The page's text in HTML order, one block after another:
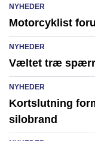
NYHEDER
Motorcyklist
NYHEDER
Væltet træ
NYHEDER
Kortslutning
silobrand